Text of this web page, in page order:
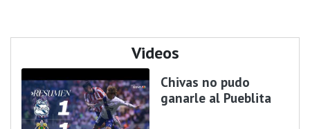
Videos
Chivas no pudo
ganarle al Pueblita